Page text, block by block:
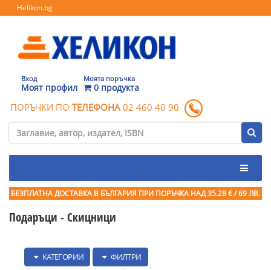
Helikon.bg
Вход
Моят профил
Моята поръчка
0 продукта
ПОРЪЧКИ ПО ТЕЛЕФОНА 02 460 40 90
БЕЗПЛАТНА ДОСТАВКА В БЪЛГАРИЯ ПРИ ПОРЪЧКА НАД 35.28 € / 69 ЛВ.
Подаръци - Скицници
КАТЕГОРИИ ФИЛТРИ